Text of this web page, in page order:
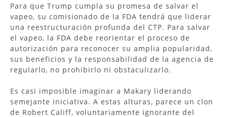
Para que Trump cumpla su promesa de salvar el
vapeo, su comisionado de la FDA tendrá que liderar
una reestructuración profunda del CTP. Para salvar
el vapeo, la FDA debe reorientar el proceso de
autorización para reconocer su amplia popularidad,
sus beneficios y la responsabilidad de la agencia de
regularlo, no prohibirlo ni obstaculizarlo.
Es casi imposible imaginar a Makary liderando
semejante iniciativa. A estas alturas, parece un clon
de Robert Califf, voluntariamente ignorante del